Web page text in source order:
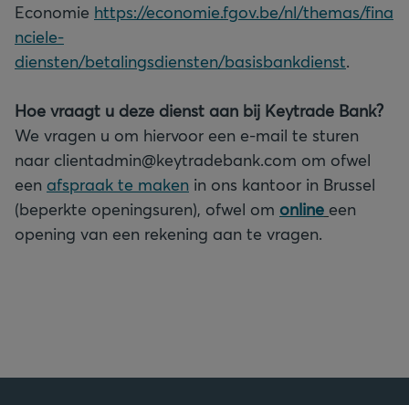
Economie https://economie.fgov.be/nl/themas/fina
nciele-
diensten/betalingsdiensten/basisbankdienst.
Hoe vraagt u deze dienst aan bij Keytrade Bank?
We vragen u om hiervoor een e-mail te sturen
naar clientadmin@keytradebank.com om ofwel
een afspraak te maken in ons kantoor in Brussel
(beperkte openingsuren), ofwel om online een
opening van een rekening aan te vragen.